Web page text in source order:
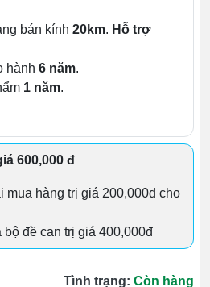
bán kính 20km. Hỗ trợ
hành 6 năm.
1 năm.
600,000 đ
mua hàng trị giá 200,000đ cho
bộ đề can trị giá 400,000đ
Tình trạng: Còn hàng